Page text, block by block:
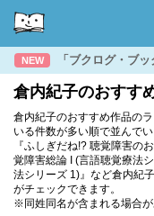
NEW 「ブクログ・ブ
倉内紀子のおすす
倉内紀子のおすすめ作品の
いる件数が多い順で並んでい
『ふしぎだね!? 聴覚障害の
覚障害総論 I (言語聴覚療法
法シリーズ 1)』など倉内紀
がチェックできます。
※同姓同名が含まれる場合が